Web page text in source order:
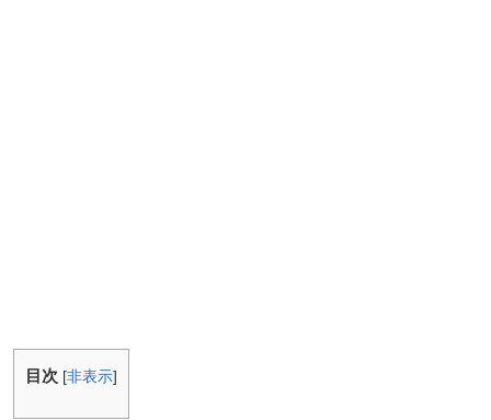
目次 [非表示]